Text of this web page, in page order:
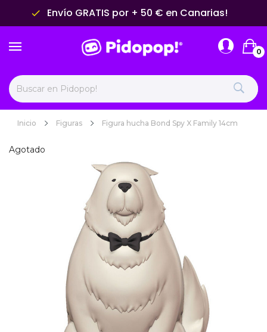
done Envío GRATIS por + 50 € en Canarias!
0
Inicio Figuras Figura hucha Bond Spy X Family 14cm
Agotado